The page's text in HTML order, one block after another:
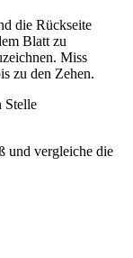
die Rückseite
Blatt zu
Miss
zu den Zehen.
und vergleiche die